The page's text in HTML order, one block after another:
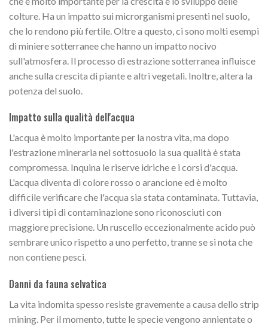
colture. Ha un impatto sui microrganismi presenti nel suolo,
che lo rendono più fertile. Oltre a questo, ci sono molti esempi
di miniere sotterranee che hanno un impatto nocivo
sull'atmosfera. Il processo di estrazione sotterranea influisce
anche sulla crescita di piante e altri vegetali. Inoltre, altera la
potenza del suolo.
Impatto sulla qualità dell'acqua
L'acqua è molto importante per la nostra vita, ma dopo
l'estrazione mineraria nel sottosuolo la sua qualità è stata
compromessa. Inquina le riserve idriche e i corsi d'acqua.
L'acqua diventa di colore rosso o arancione ed è molto
difficile verificare che l'acqua sia stata contaminata. Tuttavia,
i diversi tipi di contaminazione sono riconosciuti con
maggiore precisione. Un ruscello eccezionalmente acido può
sembrare unico rispetto a uno perfetto, tranne se si nota che
non contiene pesci.
Danni da fauna selvatica
La vita indomita spesso resiste gravemente a causa dello strip
mining. Per il momento, tutte le specie vengono annientate o